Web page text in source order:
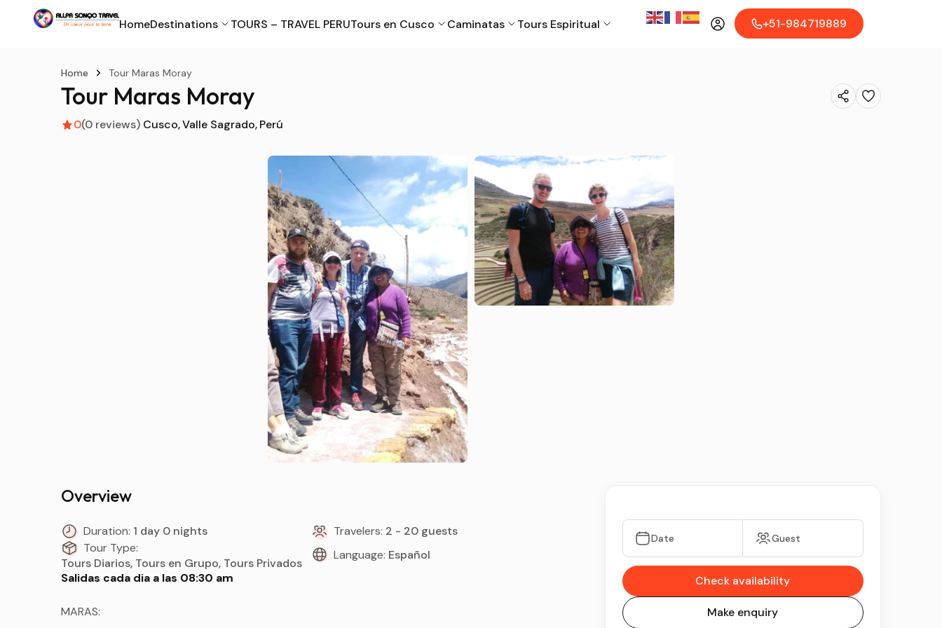
HomeDestinations
Puno Valle Sagrado
TOURS – TRAVEL PERUTours en Cusco Caminatas Tours Espiritual +51-984719889
Home Tour Maras Moray
Tour Maras Moray
0(0 reviews) Cusco Valle Sagrado Perú
Overview
Duration: 1 day 0 nights Travelers: 2 - 20 guests
Tour Type:
Tours Diarios, Tours en Grupo, Tours Privados
Language: Español
Salidas cada dia a las 08:30 am
MARAS:
Date Guest
Check availability
Make enquiry